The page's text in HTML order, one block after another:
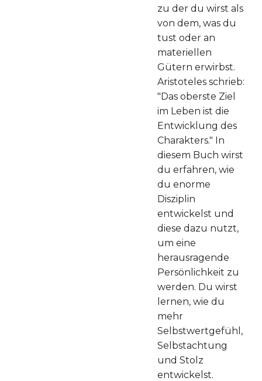
zu der du wirst als
von dem, was du
tust oder an
materiellen
Gütern erwirbst.
Aristoteles schrieb:
"Das oberste Ziel
im Leben ist die
Entwicklung des
Charakters." In
diesem Buch wirst
du erfahren, wie
du enorme
Disziplin
entwickelst und
diese dazu nutzt,
um eine
herausragende
Persönlichkeit zu
werden. Du wirst
lernen, wie du
mehr
Selbstwertgefühl,
Selbstachtung
und Stolz
entwickelst.